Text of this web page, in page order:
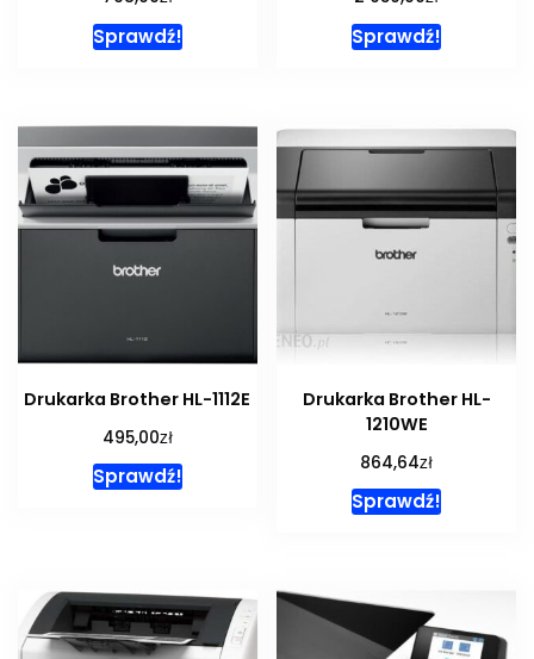
Sprawdź! Sprawdź!
Drukarka Brother HL-1112E
495,00zł
Sprawdź!
Drukarka Brother HL-
1210WE
864,64zł
Sprawdź!